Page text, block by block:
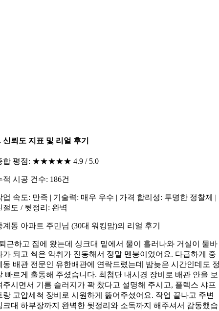
신뢰도 지표 및 리얼 후기
합 평점: ★★★★★ 4.9 / 5.0
적 시공 건수: 186건
업 속도: 만족 | 기술력: 매우 우수 | 가격 합리성: 투명한 정찰제 |
절도 / 뒷정리: 완벽
계동 아파트 주민님 (30대 워킹맘)의 리얼 후기
근하고 집에 왔는데 싱크대 밑에서 물이 흘러나와 거실이 물바
가 되고 썩은 악취가 진동해서 정말 멘붕이었어요. 다급하게 중
동 배관 전문인 유한배관에 연락드렸는데 밤늦은 시간인데도
빠르게 출동해 주셨습니다. 최첨단 내시경 장비로 배관 안을 보
주시면서 기름 슬러지가 꽉 찼다고 설명해 주시고, 플렉스 샤프
랑 고압세척 장비로 시원하게 뚫어주셨어요. 작업 끝나고 주변
크대 하부장까지 완벽한 뒷정리와 소독까지 해주셔서 감동했습